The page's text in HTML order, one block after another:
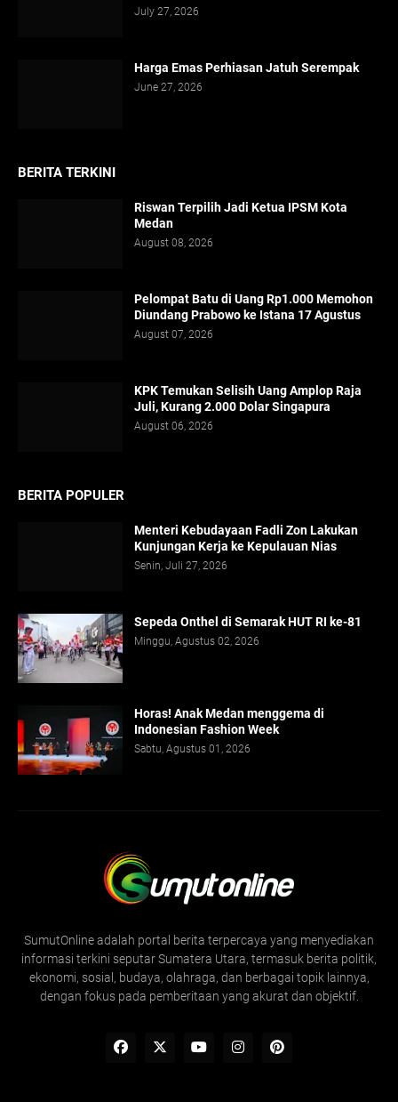
July 27, 2026
Harga Emas Perhiasan Jatuh Serempak
June 27, 2026
BERITA TERKINI
Riswan Terpilih Jadi Ketua IPSM Kota
Medan
August 08, 2026
Pelompat Batu di Uang Rp1.000 Memohon
Diundang Prabowo ke Istana 17 Agustus
August 07, 2026
KPK Temukan Selisih Uang Amplop Raja
Juli, Kurang 2.000 Dolar Singapura
August 06, 2026
BERITA POPULER
Menteri Kebudayaan Fadli Zon Lakukan
Kunjungan Kerja ke Kepulauan Nias
Senin, Juli 27, 2026
Sepeda Onthel di Semarak HUT RI ke-81
Minggu, Agustus 02, 2026
Horas! Anak Medan menggema di
Indonesian Fashion Week
Sabtu, Agustus 01, 2026
SumutOnline adalah portal berita terpercaya yang menyediakan
informasi terkini seputar Sumatera Utara, termasuk berita politik,
ekonomi, sosial, budaya, olahraga, dan berbagai topik lainnya,
dengan fokus pada pemberitaan yang akurat dan objektif.